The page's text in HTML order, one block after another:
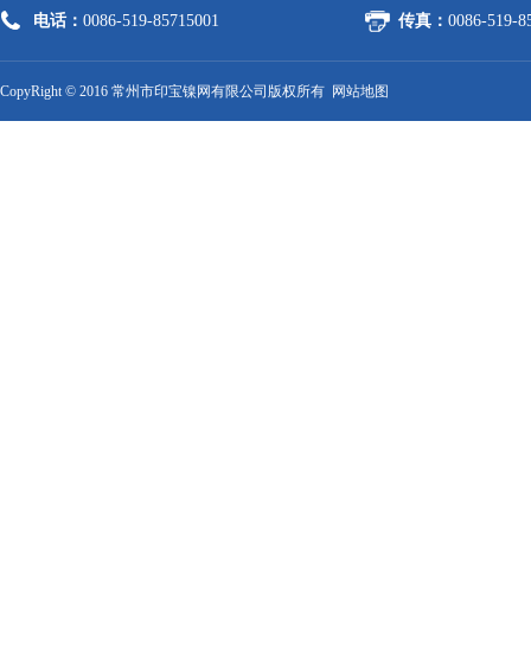
电话： 0086-519-85715001 传真： 0086-519-
CopyRight © 2016 常州市印宝镍网有限公司版权所有 网站地图